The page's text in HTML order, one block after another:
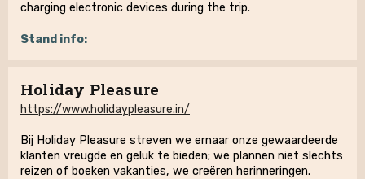
charging electronic devices during the trip.
Stand info:
Holiday Pleasure
https://www.holidaypleasure.in/
Bij Holiday Pleasure streven we ernaar onze gewaardeerde
klanten vreugde en geluk te bieden; we plannen niet slechts
reizen of boeken vakanties, we creëren herinneringen.